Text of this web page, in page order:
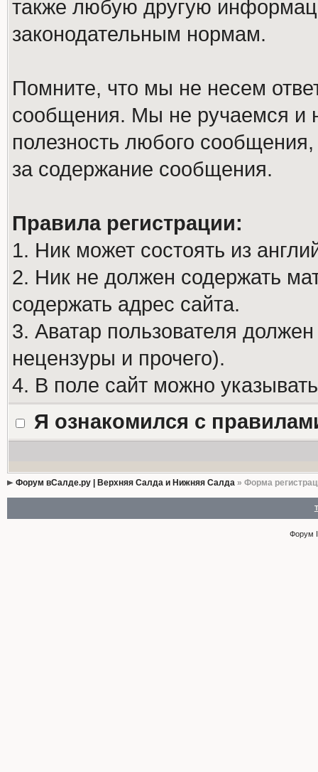
также любую другую
законодательным нормам.
Помните, что мы не несем
сообщения. Мы не ручаемся и
полезность любого
за содержание сообщения.
Правила регистрации:
1. Ник может состоять из
2. Ник не должен содержать
содержать адрес сайта.
3. Аватар пользователя
нецензуры и прочего).
4. В поле сайт можно
Я ознакомился с
Форум вСалде.ру | Верхняя Салда и Нижняя Салда» Форма
Форум